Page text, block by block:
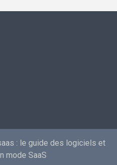
: le guide des logiciels et
mode SaaS